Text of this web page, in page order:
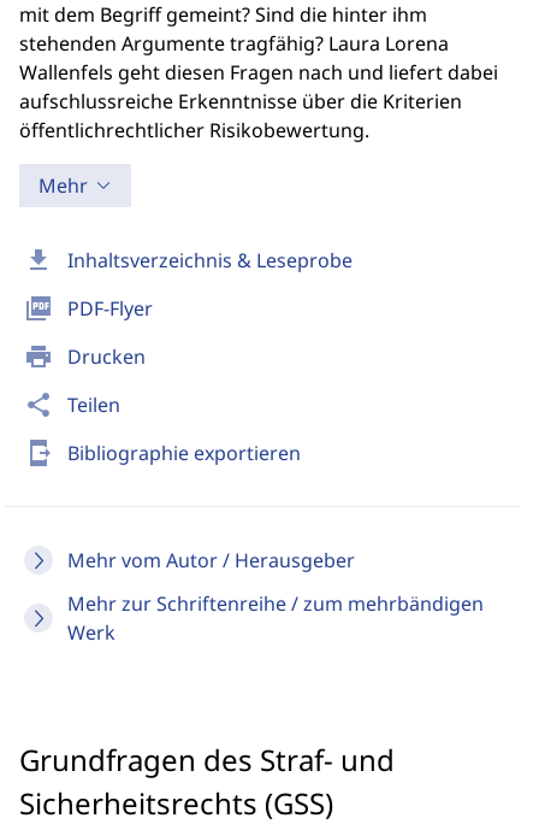
download Inhaltsverzeichnis & Leseprobe
picture_as_pdf PDF-Flyer
print Drucken
share Teilen
send_to_mobile Bibliographie exportieren
Mehr vom Autor / Herausgeber
Mehr zur Schriftenreihe / zum mehrbändigen
Werk
mit dem Begriff gemeint? Sind die hinter ihm
stehenden Argumente tragfähig? Laura Lorena
Wallenfels geht diesen Fragen nach und liefert dabei
aufschlussreiche Erkenntnisse über die Kriterien
öffentlichrechtlicher Risikobewertung.
Mehr
Grundfragen des Straf- und
Sicherheitsrechts (GSS)